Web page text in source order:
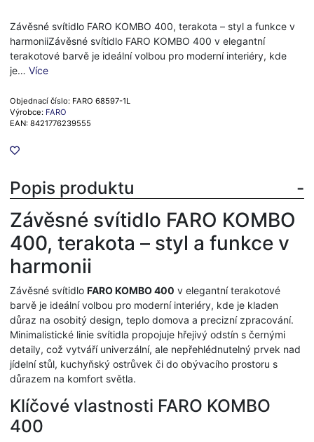
Závěsné svítidlo FARO KOMBO 400, terakota – styl a funkce v
harmoniiZávěsné svítidlo FARO KOMBO 400 v elegantní
terakotové barvě je ideální volbou pro moderní interiéry, kde
je… Více
Objednací číslo: FARO 68597-1L
Výrobce: FARO
EAN: 8421776239555
Popis produktu
Závěsné svítidlo FARO KOMBO
400, terakota – styl a funkce v
harmonii
Závěsné svítidlo FARO KOMBO 400 v elegantní terakotové
barvě je ideální volbou pro moderní interiéry, kde je kladen
důraz na osobitý design, teplo domova a precizní zpracování.
Minimalistické linie svítidla propojuje hřejivý odstín s černými
detaily, což vytváří univerzální, ale nepřehlédnutelný prvek nad
jídelní stůl, kuchyňský ostrůvek či do obývacího prostoru s
důrazem na komfort světla.
Klíčové vlastnosti FARO KOMBO
400